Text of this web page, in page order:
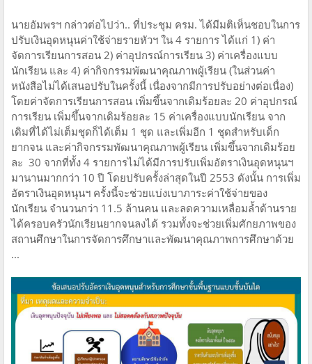
นายอัมพรฯ กล่าวต่อไปว่า.. ที่ประชุม ครม. ได้มีมติเห็นชอบในการ
ปรับเงินอุดหนุนค่าใช้จ่ายรายหัวฯ ใน 4 รายการ ได้แก่ 1) ค่า
จัดการเรียนการสอน 2) ค่าอุปกรณ์การเรียน 3) ค่าเครื่องแบบ
นักเรียน และ 4) ค่ากิจกรรมพัฒนาคุณภาพผู้เรียน (ในส่วนค่า
หนังสือไม่ได้เสนอปรับในครั้งนี้ เนื่องจากมีการปรับอย่างต่อเนื่อง)
โดยค่าจัดการเรียนการสอน เพิ่มขึ้นจากเดิมร้อยละ 20 ค่าอุปกรณ์
การเรียน เพิ่มขึ้นจากเดิมร้อยละ 15 ค่าเครื่องแบบนักเรียน จาก
เดิมที่ได้ไม่เต็มชุดก็ได้เต็ม 1 ชุด และเพิ่มอีก 1 ชุดสำหรับเด็ก
ยากจน และค่ากิจกรรมพัฒนาคุณภาพผู้เรียน เพิ่มขึ้นจากเดิมร้อย
ละ 30 จากที่ทั้ง 4 รายการไม่ได้มีการปรับเพิ่มอัตราเงินอุดหนุนฯ
มานานมากกว่า 10 ปี โดยปรับครั้งล่าสุดในปี 2553 ดังนั้น การเพิ่ม
อัตราเงินอุดหนุนฯ ครั้งนี้จะช่วยแบ่งเบาภาระค่าใช้จ่ายของ
นักเรียน จำนวนกว่า 11.5 ล้านคน และลดความเหลื่อมล้ำด้านราย
ได้ครอบครัวนักเรียนยากจนลงได้ รวมทั้งจะช่วยเพิ่มศักยภาพของ
สถานศึกษาในการจัดการศึกษาและพัฒนาคุณภาพการศึกษาด้วย
...